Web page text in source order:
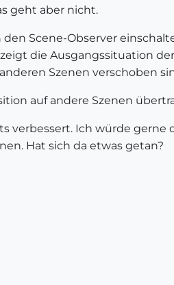
geht aber nicht.
Scene-Observer
die Ausgangssituation
Szenen verschoben
auf andere Szenen
verbessert. Ich würde
Hat sich da etwas getan?